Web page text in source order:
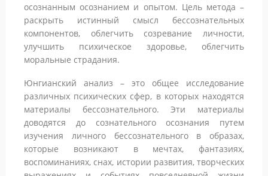
осознанным осознанием и опытом. Цель метода –
раскрыть истинный смысл бессознательных
компонентов, облегчить созревание личности,
улучшить психическое здоровье, облегчить
моральные страдания.
Юнгианский анализ – это общее исследование
различных психических сфер, в которых находятся
материалы бессознательного. Эти материалы
доводятся до сознательного осознания путем
изучения личного бессознательного в образах,
которые возникают в мечтах, фантазиях,
воспоминаниях, снах, истории развития, творческих